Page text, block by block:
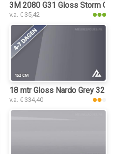
3M 2080 G31 Gloss Storm
v.a. € 35,42
18 mtr Gloss Nardo Grey
v.a. € 334,40